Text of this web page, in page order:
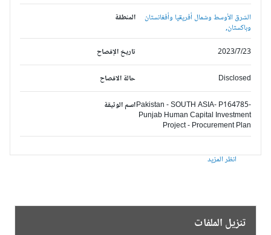
المنطقة
الشرق الأوسط وشمال أفريقيا وأفغانستان
وباكستان,
تاريخ الإفصاح
2023/7/23
حالة الافصاح Disclosed
اسم الوثيقةPakistan - SOUTH ASIA- P164785-
Punjab Human Capital Investment
Project - Procurement Plan
انظر المزيد
تنزيل الملفات